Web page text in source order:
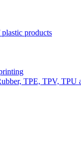
products
TPE, TPV, TPU